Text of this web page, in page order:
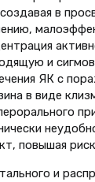
в
и
ЯК с
в виде
повышая
и